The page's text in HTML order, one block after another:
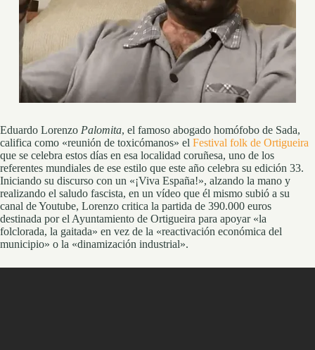
Eduardo Lorenzo Palomita, el famoso abogado homófobo de Sada,
califica como «reunión de toxicómanos» el Festival folk de Ortigueira
que se celebra estos días en esa localidad coruñesa, uno de los
referentes mundiales de ese estilo que este año celebra su edición 33.
Iniciando su discurso con un «¡Viva España!», alzando la mano y
realizando el saludo fascista, en un vídeo que él mismo subió a su
canal de Youtube, Lorenzo critica la partida de 390.000 euros
destinada por el Ayuntamiento de Ortigueira para apoyar «la
folclorada, la gaitada» en vez de la «reactivación económica del
municipio» o la «dinamización industrial».